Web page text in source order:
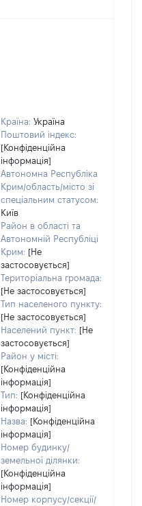
Країна: Україна
Поштовий індекс:
[Конфіденційна
інформація]
Автономна Республіка
Крим/область/місто зі
спеціальним статусом:
Київ
Район в області та
Автономній Республіці
Крим: [Не
застосовується]
Територіальна громада:
[Не застосовується]
Тип населеного пункту:
[Не застосовується]
Населений пункт: [Не
застосовується]
Район у місті:
[Конфіденційна
інформація]
Тип: [Конфіденційна
інформація]
Назва: [Конфіденційна
інформація]
Номер будинку/
земельної ділянки:
[Конфіденційна
інформація]
Номер корпусу/секції/